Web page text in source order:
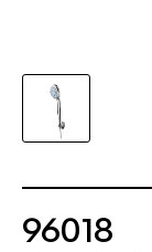
96018